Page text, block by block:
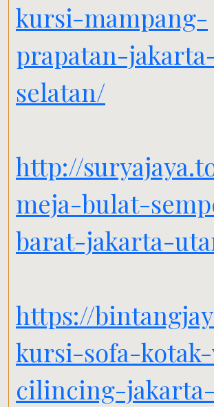
kursi-mampang-
prapatan-
selatan/
http://
meja-bulat-
barat-jakarta-
https://
kursi-sofa-
cilincing-